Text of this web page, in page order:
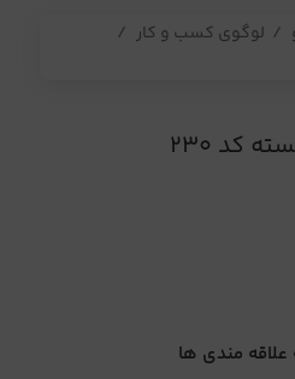
لوگوی کسب و کار
کد 230
علاقه مندی ها